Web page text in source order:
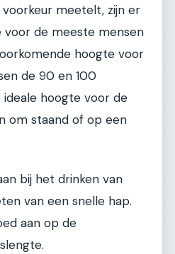
meetelt, zijn er
voor de meeste mensen
hoogte voor
de 90 en 100
hoogte voor de
om staand of op een
bij het drinken van
van een snelle hap.
aan op de